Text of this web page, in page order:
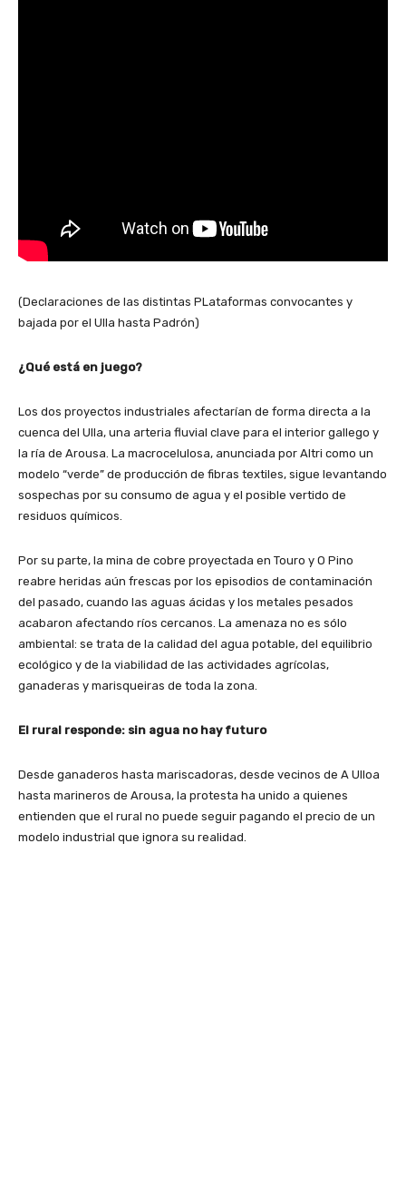
(Declaraciones de las distintas PLataformas convocantes y
bajada por el Ulla hasta Padrón)
¿Qué está en juego?
Los dos proyectos industriales afectarían de forma directa a la
cuenca del Ulla, una arteria fluvial clave para el interior gallego y
la ría de Arousa. La macrocelulosa, anunciada por Altri como un
modelo “verde” de producción de fibras textiles, sigue levantando
sospechas por su consumo de agua y el posible vertido de
residuos químicos.
Por su parte, la mina de cobre proyectada en Touro y O Pino
reabre heridas aún frescas por los episodios de contaminación
del pasado, cuando las aguas ácidas y los metales pesados
acabaron afectando ríos cercanos. La amenaza no es sólo
ambiental: se trata de la calidad del agua potable, del equilibrio
ecológico y de la viabilidad de las actividades agrícolas,
ganaderas y marisqueiras de toda la zona.
El rural responde: sin agua no hay futuro
Desde ganaderos hasta mariscadoras, desde vecinos de A Ulloa
hasta marineros de Arousa, la protesta ha unido a quienes
entienden que el rural no puede seguir pagando el precio de un
modelo industrial que ignora su realidad.